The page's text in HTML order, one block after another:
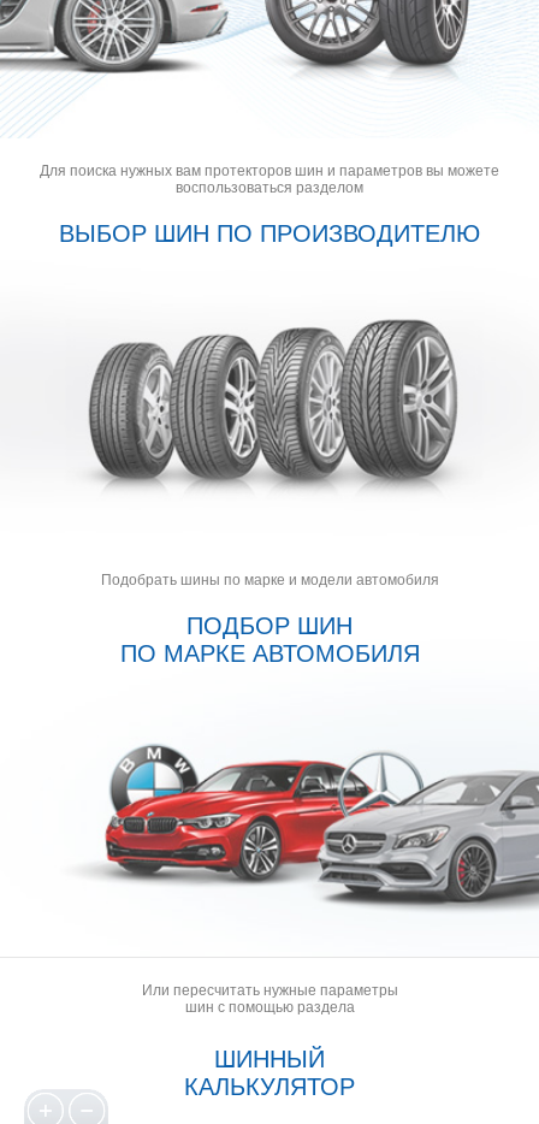
Для поиска нужных вам протекторов шин и параметров вы можете
воспользоваться разделом
ВЫБОР ШИН ПО ПРОИЗВОДИТЕЛЮ
Подобрать шины по марке и модели автомобиля
ПОДБОР ШИН
ПО МАРКЕ АВТОМОБИЛЯ
Или пересчитать нужные параметры
шин с помощью раздела
ШИННЫЙ
КАЛЬКУЛЯТОР